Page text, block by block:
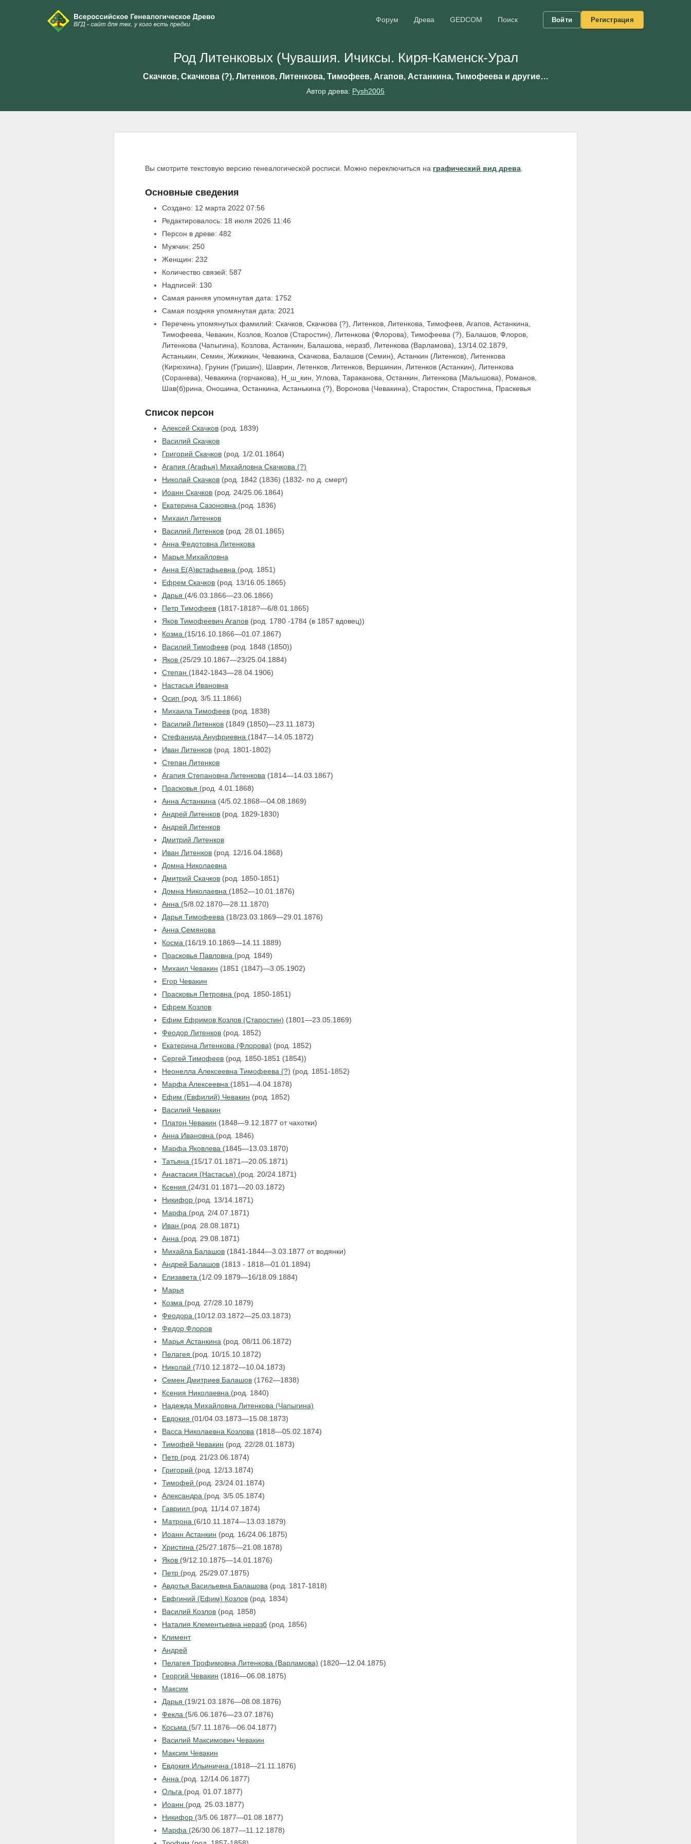
Форум Древа GEDCOM Поиск Войти Регистрация
Род Литенковых (Чувашия. Ичиксы. Киря-Каменск-Урал
Скачков, Скачкова (?), Литенков, Литенкова, Тимофеев, Агапов, Астанкина, Тимофеева и другие…
Автор древа: Pysh2005
Вы смотрите текстовую версию генеалогической росписи. Можно переключиться на графический вид древа
Основные сведения
Создано: 12 марта 2022 07:56
Редактировалось: 18 июля 2026 11:46
Персон в древе: 482
Мужчин: 250
Женщин: 232
Количество связей: 587
Надписей: 130
Самая ранняя упомянутая дата: 1752
Самая поздняя упомянутая дата: 2021
Перечень упомянутых фамилий: Скачков, Скачкова (?), Литенков, Литенкова, Тимофеев, Агапов, Астанкина,
Тимофеева, Чевакин, Козлов, Козлов (Старостин), Литенкова (Флорова), Тимофеева (?), Балашов, Флоров,
Литенкова (Чапыгина), Козлова, Астанкин, Балашова, неразб, Литенкова (Варламова), 13/14.02.1879,
Астанькин, Семин, Жижикин, Чевакина, Скачкова, Балашов (Семин), Астанкин (Литенков), Литенкова
(Кирюхина), Грунин (Гришин), Шаврин, Летенков, Литенков, Вершинин, Литенков (Астанкин), Литенкова
(Соранева), Чевакина (горчакова), Н_ш_кин, Углова, Тараканова, Останкин, Литенкова (Малышова), Романов,
Шав(б)рина, Оношина, Останкина, Астанькина (?), Воронова (Чевакина), Старостин, Старостина, Праскевья
Список персон
Алексей Скачков (род. 1839)
Василий Скачков
Григорий Скачков (род. 1/2.01.1864)
Агапия (Агафья) Михайловна Скачкова (?)
Николай Скачков (род. 1842 (1836) (1832- по д. смерт)
Иоанн Скачков (род. 24/25.06.1864)
Екатерина Сазоновна (род. 1836)
Михаил Литенков
Василий Литенков (род. 28.01.1865)
Анна Федотовна Литенкова
Марья Михайловна
Анна Е(А)встафьевна (род. 1851)
Ефрем Скачков (род. 13/16.05.1865)
Дарья (4/6.03.1866—23.06.1866)
Петр Тимофеев (1817-1818?—6/8.01.1865)
Яков Тимофеевич Агапов (род. 1780 -1784 (в 1857 вдовец))
Козма (15/16.10.1866—01.07.1867)
Василий Тимофеев (род. 1848 (1850))
Яков (25/29.10.1867—23/25.04.1884)
Степан (1842-1843—28.04.1906)
Настасья Ивановна
Осип (род. 3/5.11.1866)
Михаила Тимофеев (род. 1838)
Василий Литенков (1849 (1850)—23.11.1873)
Стефанида Ануфриевна (1847—14.05.1872)
Иван Литенков (род. 1801-1802)
Степан Литенков
Агапия Степановна Литенкова (1814—14.03.1867)
Прасковья (род. 4.01.1868)
Анна Астанкина (4/5.02.1868—04.08.1869)
Андрей Литенков (род. 1829-1830)
Андрей Литенков
Дмитрий Литенков
Иван Литенков (род. 12/16.04.1868)
Домна Николаевна
Дмитрий Скачков (род. 1850-1851)
Домна Николаевна (1852—10.01.1876)
Анна (5/8.02.1870—28.11.1870)
Дарья Тимофеева (18/23.03.1869—29.01.1876)
Анна Семянова
Косма (16/19.10.1869—14.11.1889)
Прасковья Павловна (род. 1849)
Михаил Чевакин (1851 (1847)—3.05.1902)
Егор Чевакин
Прасковья Петровна (род. 1850-1851)
Ефрем Козлов
Ефим Ефримов Козлов (Старостин) (1801—23.05.1869)
Феодор Литенков (род. 1852)
Екатерина Литенкова (Флорова) (род. 1852)
Сергей Тимофеев (род. 1850-1851 (1854))
Неонелла Алексеевна Тимофеева (?) (род. 1851-1852)
Марфа Алексеевна (1851—4.04.1878)
Ефим (Евфилий) Чевакин (род. 1852)
Василий Чевакин
Платон Чевакин (1848—9.12.1877 от чахотки)
Анна Ивановна (род. 1846)
Марфа Яковлева (1845—13.03.1870)
Татьяна (15/17.01.1871—20.05.1871)
Анастасия (Настасья) (род. 20/24.1871)
Ксения (24/31.01.1871—20.03.1872)
Никифор (род. 13/14.1871)
Марфа (род. 2/4.07.1871)
Иван (род. 28.08.1871)
Анна (род. 29.08.1871)
Михайла Балашов (1841-1844—3.03.1877 от водянки)
Андрей Балашов (1813 - 1818—01.01.1894)
Елизавета (1/2.09.1879—16/18.09.1884)
Марья
Козма (род. 27/28.10.1879)
Феодора (10/12.03.1872—25.03.1873)
Федор Флоров
Марья Астанкина (род. 08/11.06.1872)
Пелагея (род. 10/15.10.1872)
Николай (7/10.12.1872—10.04.1873)
Семен Дмитриев Балашов (1762—1838)
Ксения Николаевна (род. 1840)
Надежда Михайловна Литенкова (Чапыгина)
Евдокия (01/04.03.1873—15.08.1873)
Васса Николаевна Козлова (1818—05.02.1874)
Тимофей Чевакин (род. 22/28.01.1873)
Петр (род. 21/23.06.1874)
Григорий (род. 12/13.1874)
Тимофей (род. 23/24.01.1874)
Александра (род. 3/5.05.1874)
Гавриил (род. 11/14.07.1874)
Матрона (6/10.11.1874—13.03.1879)
Иоанн Астанкин (род. 16/24.06.1875)
Христина (25/27.1875—21.08.1878)
Яков (9/12.10.1875—14.01.1876)
Петр (род. 25/29.07.1875)
Авдотья Васильевна Балашова (род. 1817-1818)
Евфгиний (Ефим) Козлов (род. 1834)
Василий Козлов (род. 1858)
Наталия Клементьевна неразб (род. 1856)
Климент
Андрей
Пелагея Трофимовна Литенкова (Варламова) (1820—12.04.1875)
Георгий Чевакин (1816—06.08.1875)
Максим
Дарья (19/21.03.1876—08.08.1876)
Фекла (5/6.06.1876—23.07.1876)
Косьма (5/7.11.1876—06.04.1877)
Василий Максимович Чевакин
Максим Чевакин
Евдокия Ильинична (1818—21.11.1876)
Анна (род. 12/14.06.1877)
Ольга (род. 01.07.1877)
Иоанн (род. 25.03.1877)
Никифор (3/5.06.1877—01.08.1877)
Марфа (26/30.06.1877—11.12.1878)